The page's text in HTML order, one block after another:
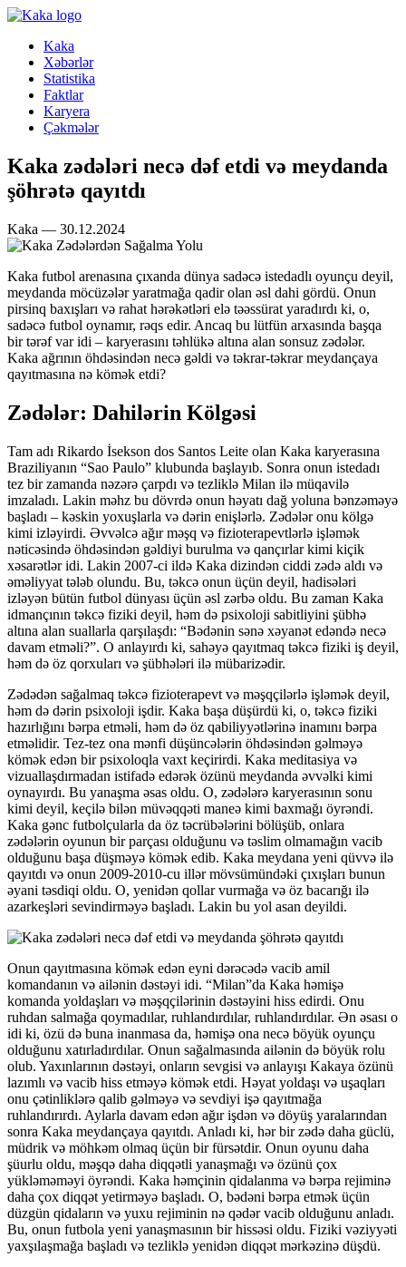
Kaka
Xəbərlər
Statistika
Faktlar
Karyera
Çəkmələr
Kaka zədələri necə dəf etdi və meydanda
şöhrətə qayıtdı
Kaka — 30.12.2024
Kaka futbol arenasına çıxanda dünya sadəcə istedadlı oyunçu deyil,
meydanda möcüzələr yaratmağa qadir olan əsl dahi gördü. Onun
pirsinq baxışları və rahat hərəkətləri elə təəssürat yaradırdı ki, o,
sadəcə futbol oynamır, rəqs edir. Ancaq bu lütfün arxasında başqa
bir tərəf var idi – karyerasını təhlükə altına alan sonsuz zədələr.
Kaka ağrının öhdəsindən necə gəldi və təkrar-təkrar meydançaya
qayıtmasına nə kömək etdi?
Zədələr: Dahilərin Kölgəsi
Tam adı Rikardo İsekson dos Santos Leite olan Kaka karyerasına
Braziliyanın “Sao Paulo” klubunda başlayıb. Sonra onun istedadı
tez bir zamanda nəzərə çarpdı və tezliklə Milan ilə müqavilə
imzaladı. Lakin məhz bu dövrdə onun həyatı dağ yoluna bənzəməyə
başladı – kəskin yoxuşlarla və dərin enişlərlə. Zədələr onu kölgə
kimi izləyirdi. Əvvəlcə ağır məşq və fizioterapevtlərlə işləmək
nəticəsində öhdəsindən gəldiyi burulma və qançırlar kimi kiçik
xəsarətlər idi. Lakin 2007-ci ildə Kaka dizindən ciddi zədə aldı və
əməliyyat tələb olundu. Bu, təkcə onun üçün deyil, hadisələri
izləyən bütün futbol dünyası üçün əsl zərbə oldu. Bu zaman Kaka
idmançının təkcə fiziki deyil, həm də psixoloji sabitliyini şübhə
altına alan suallarla qarşılaşdı: “Bədənin sənə xəyanət edəndə necə
davam etməli?”. O anlayırdı ki, sahəyə qayıtmaq təkcə fiziki iş deyil,
həm də öz qorxuları və şübhələri ilə mübarizədir.
Zədədən sağalmaq təkcə fizioterapevt və məşqçilərlə işləmək deyil,
həm də dərin psixoloji işdir. Kaka başa düşürdü ki, o, təkcə fiziki
hazırlığını bərpa etməli, həm də öz qabiliyyətlərinə inamını bərpa
etməlidir. Tez-tez ona mənfi düşüncələrin öhdəsindən gəlməyə
kömək edən bir psixoloqla vaxt keçirirdi. Kaka meditasiya və
vizuallaşdırmadan istifadə edərək özünü meydanda əvvəlki kimi
oynayırdı. Bu yanaşma əsas oldu. O, zədələrə karyerasının sonu
kimi deyil, keçilə bilən müvəqqəti maneə kimi baxmağı öyrəndi.
Kaka gənc futbolçularla da öz təcrübələrini bölüşüb, onlara
zədələrin oyunun bir parçası olduğunu və təslim olmamağın vacib
olduğunu başa düşməyə kömək edib. Kaka meydana yeni qüvvə ilə
qayıtdı və onun 2009-2010-cu illər mövsümündəki çıxışları bunun
əyani təsdiqi oldu. O, yenidən qollar vurmağa və öz bacarığı ilə
azarkeşləri sevindirməyə başladı. Lakin bu yol asan deyildi.
Onun qayıtmasına kömək edən eyni dərəcədə vacib amil
komandanın və ailənin dəstəyi idi. “Milan”da Kaka həmişə
komanda yoldaşları və məşqçilərinin dəstəyini hiss edirdi. Onu
ruhdan salmağa qoymadılar, ruhlandırdılar, ruhlandırdılar. Ən əsası o
idi ki, özü də buna inanmasa da, həmişə ona necə böyük oyunçu
olduğunu xatırladırdılar. Onun sağalmasında ailənin də böyük rolu
olub. Yaxınlarının dəstəyi, onların sevgisi və anlayışı Kakaya özünü
lazımlı və vacib hiss etməyə kömək etdi. Həyat yoldaşı və uşaqları
onu çətinliklərə qalib gəlməyə və sevdiyi işə qayıtmağa
ruhlandırırdı. Aylarla davam edən ağır işdən və döyüş yaralarından
sonra Kaka meydançaya qayıtdı. Anladı ki, hər bir zədə daha güclü,
müdrik və möhkəm olmaq üçün bir fürsətdir. Onun oyunu daha
şüurlu oldu, məşqə daha diqqətli yanaşmağı və özünü çox
yükləməməyi öyrəndi. Kaka həmçinin qidalanma və bərpa rejiminə
daha çox diqqət yetirməyə başladı. O, bədəni bərpa etmək üçün
düzgün qidaların və yuxu rejiminin nə qədər vacib olduğunu anladı.
Bu, onun futbola yeni yanaşmasının bir hissəsi oldu. Fiziki vəziyyəti
yaxşılaşmağa başladı və tezliklə yenidən diqqət mərkəzinə düşdü.